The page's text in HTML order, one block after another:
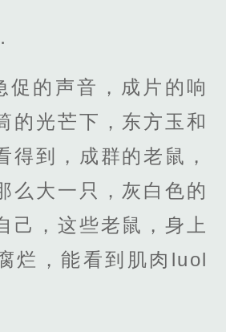
促的声音，成片的响
的光芒下，东方玉和
得到，成群的老鼠，
么大一只，灰白色的
己，这些老鼠，身上
烂，能看到肌肉luol